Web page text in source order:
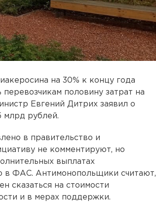
на 30% к концу года
половину затрат на
Евгений Дитрих заявил о
млрд рублей.
в правительство и
не комментируют, но
выплатах
в ФАС. Антимонопольщики считают,
сказаться на стоимости
и в мерах поддержки.